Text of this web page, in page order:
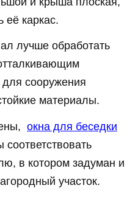
её каркас.
лучше обработать
для сооружения
материалы.
окна для беседки
в котором задуман и
участок.